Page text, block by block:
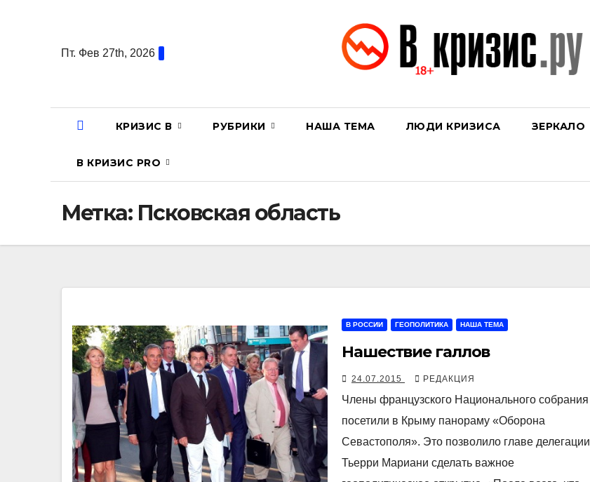
содержаниюПт. Фев 27th, 2026
КРИЗИС В РУБРИКИ НАША ТЕМА ЛЮДИ КРИЗИСА ЗЕРКАЛО
В КРИЗИС PRO
Метка: Псковская область
В РОССИИ ГЕОПОЛИТИКА НАША ТЕМА
Нашествие галлов
24.07.2015 РЕДАКЦИЯ
Члены французского Национального собрания
посетили в Крыму панораму «Оборона
Севастополя». Это позволило главе делегации
Тьерри Мариани сделать важное